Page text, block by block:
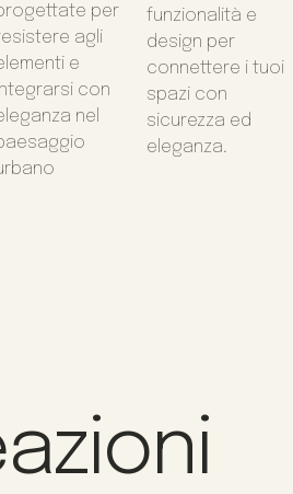
per
agli
e
con
nel
funzionalità e
design per
connettere i tuoi
spazi con
sicurezza ed
eleganza.